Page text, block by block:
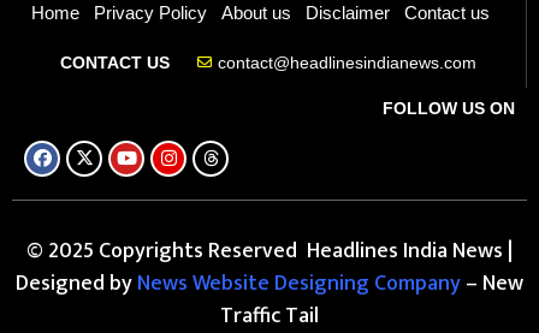
Home Privacy Policy About us Disclaimer Contact us
CONTACT US contact@headlinesindianews.com
FOLLOW US ON
© 2025 Copyrights Reserved Headlines India News |
Designed byNews Website Designing Company– New
Traffic Tail